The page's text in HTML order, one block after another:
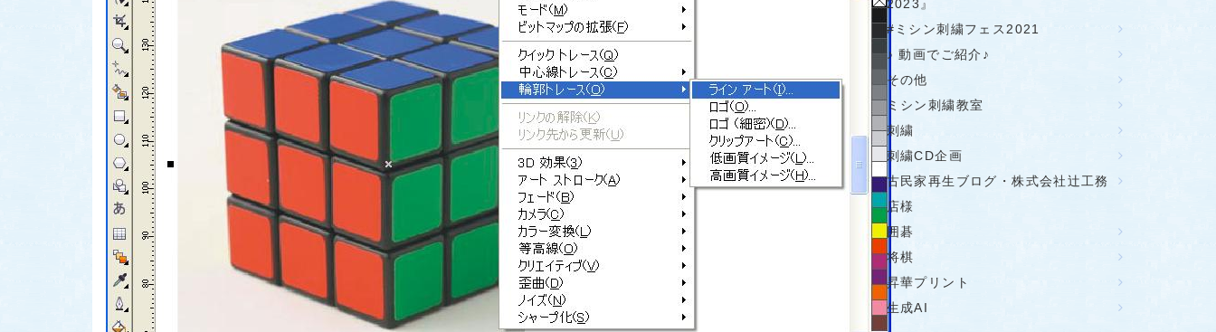
2023』
#ミシン刺繍フェス2021
♪ 動画でご紹介♪
その他
ミシン刺繍教室
刺繍
刺繍CD企画
古民家再生ブログ・株式会社辻工務
店様
囲碁
将棋
昇華プリント
生成AI